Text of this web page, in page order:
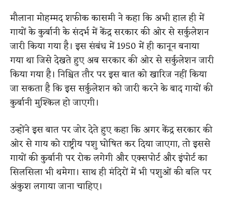
मौलाना मोहम्मद शफीक कासमी ने कहा कि अभी हाल ही में
गायों के कुर्बानी के संदर्भ में केंद्र सरकार की ओर से सर्कुलेशन
जारी किया गया है। इस संबंध में 1950 में ही कानून बनाया
गया था जिसे देखते हुए अब सरकार की ओर से सर्कुलेशन जारी
किया गया है। निश्चित तौर पर इस बात को खारिज नहीं किया
जा सकता है कि इस सर्कुलेशन को जारी करने के बाद गायों की
कुर्बानी मुश्किल हो जाएगी।
उन्होंने इस बात पर जोर देते हुए कहा कि अगर केंद्र सरकार की
ओर से गाय को राष्ट्रीय पशु घोषित कर दिया जाएगा, तो इससे
गायों की कुर्बानी पर रोक लगेगी और एक्सपोर्ट और इंपोर्ट का
सिलसिला भी थमेगा। साथ ही मंदिरों में भी पशुओं की बलि पर
अंकुश लगाया जाना चाहिए।